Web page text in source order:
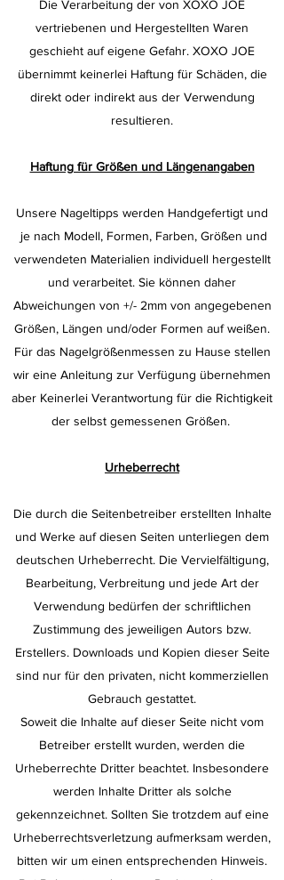
Die Verarbeitung der von XOXO JOE
vertriebenen und Hergestellten Waren
geschieht auf eigene Gefahr. XOXO JOE
übernimmt keinerlei Haftung für Schäden, die
direkt oder indirekt aus der Verwendung
resultieren.
Haftung für Größen und Längenangaben
Unsere Nageltipps werden Handgefertigt und
je nach Modell, Formen, Farben, Größen und
verwendeten Materialien individuell hergestellt
und verarbeitet. Sie können daher
Abweichungen von +/- 2mm von angegebenen
Größen, Längen und/oder Formen auf weißen.
Für das Nagelgrößenmessen zu Hause stellen
wir eine Anleitung zur Verfügung übernehmen
aber Keinerlei Verantwortung für die Richtigkeit
der selbst gemessenen Größen.
Urheberrecht
Die durch die Seitenbetreiber erstellten Inhalte
und Werke auf diesen Seiten unterliegen dem
deutschen Urheberrecht. Die Vervielfältigung,
Bearbeitung, Verbreitung und jede Art der
Verwendung bedürfen der schriftlichen
Zustimmung des jeweiligen Autors bzw.
Erstellers. Downloads und Kopien dieser Seite
sind nur für den privaten, nicht kommerziellen
Gebrauch gestattet.
Soweit die Inhalte auf dieser Seite nicht vom
Betreiber erstellt wurden, werden die
Urheberrechte Dritter beachtet. Insbesondere
werden Inhalte Dritter als solche
gekennzeichnet. Sollten Sie trotzdem auf eine
Urheberrechtsverletzung aufmerksam werden,
bitten wir um einen entsprechenden Hinweis.